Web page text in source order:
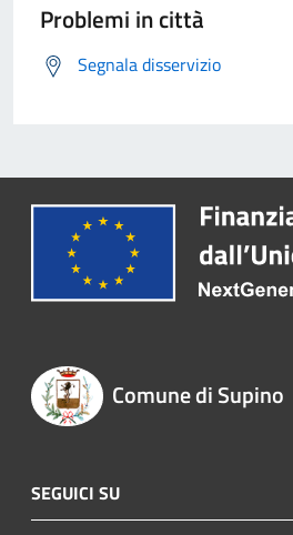
Problemi in città
Segnala disservizio
Comune di Supino
SEGUICI SU